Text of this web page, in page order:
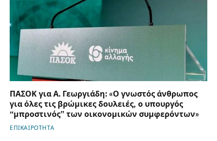
ΠΑΣΟΚ για Α. Γεωργιάδη: «Ο γνωστός άνθρωπος
για όλες τις βρώμικες δουλειές, ο υπουργός
“μπροστινός” των οικονομικών συμφερόντων»
ΕΠΙΚΑΙΡΟΤΗΤΑ